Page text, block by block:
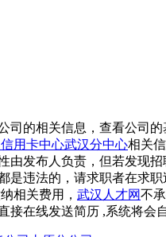
司的相关信息，查看公司
用卡中心武汉分中心相关
由发布人负责，但若发现
违法的，请求职者在求
相关费用， 武汉人才网不
在线发送简历 ,系统将会